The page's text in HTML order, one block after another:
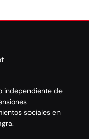
independiente de
sociales en